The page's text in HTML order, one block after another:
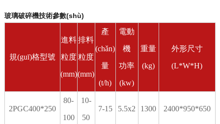
玻璃破碎機技術參數(shù)
規(guī)格型號
進料
粒度
(mm)
排料
粒度
(mm)
產
(chǎn)
量
(t/h)
電動
機
功率
(kw)
重量
(kg)
外形尺寸
(L*W*H)
2PGC400*250
80-
100
10-
50
7-15 5.5x2 1300 2400*950*650